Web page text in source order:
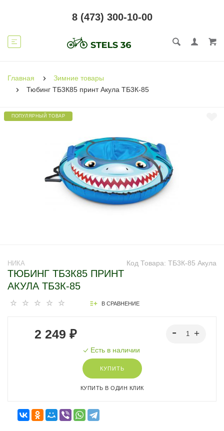
8 (473) 300-10-00
Главная
Зимние товары
Тюбинг ТБ3К85 принт Акула ТБ3К-85
ПОПУЛЯРНЫЙ ТОВАР
Код Товара: ТБ3К-85 Акула
НИКА
ТЮБИНГ ТБ3К85 ПРИНТ
АКУЛА ТБ3К-85
В СРАВНЕНИЕ
2 249 ₽
Есть в наличии
КУПИТЬ
КУПИТЬ В ОДИН КЛИК